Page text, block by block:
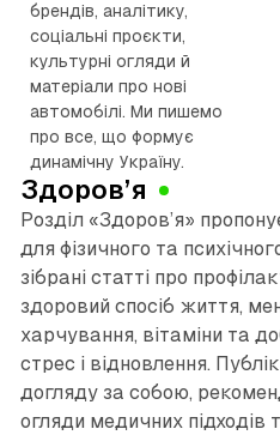
щ
е
н
н
я
с
т
а
т
е
й
брендів, аналітику,
соціальні проєкти,
культурні огляди й
матеріали про нові
автомобілі. Ми пишемо
про все, що формує
динамічну Україну.
Здоров’я
Розділ «Здоров’я»
для фізичного та
зібрані статті про
здоровий спосіб життя,
харчування, вітаміни та
стрес і відновлення.
догляду за собою,
огляди медичних